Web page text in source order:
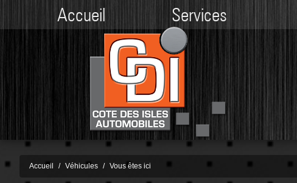
Accueil Services
Accueil Véhicules Vous êtes ici